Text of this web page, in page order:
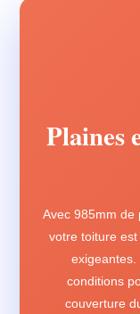
Plaines
Avec 985mm de
votre toiture
conditions
couverture